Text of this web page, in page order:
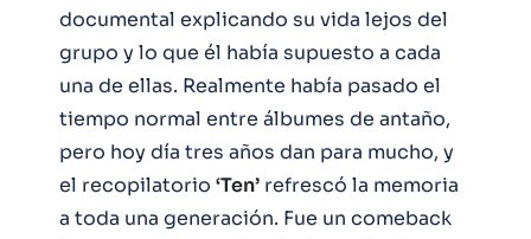
documental explicando su vida lejos del
grupo y lo que él había supuesto a cada
una de ellas. Realmente había pasado el
tiempo normal entre álbumes de antaño,
pero hoy día tres años dan para mucho, y
el recopilatorio ‘Ten’ refrescó la memoria
a toda una generación. Fue un comeback